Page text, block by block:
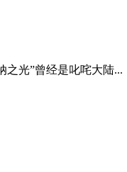
之光”曾经是叱咤大陆...